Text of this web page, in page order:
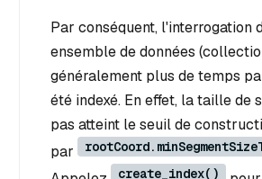
Par conséquent, l'interrogation
ensemble de données
généralement plus de temps
été indexé. En effet, la taille de
pas atteint le seuil de
par
create_index()